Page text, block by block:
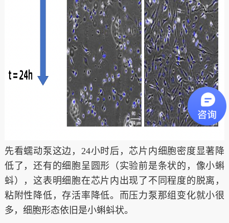
先看蠕动泵这边，24小时后，芯片内细胞密度显著降
低了，还有的细胞呈圆形（实验前是条状的，像小蝌
蚪），这表明细胞在芯片内出现了不同程度的脱离，
粘附性降低，存活率降低。而压力泵那组变化就小很
多，细胞形态依旧是小蝌蚪状。